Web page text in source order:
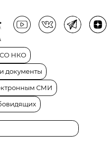
СО НКО
и документы
СМИ